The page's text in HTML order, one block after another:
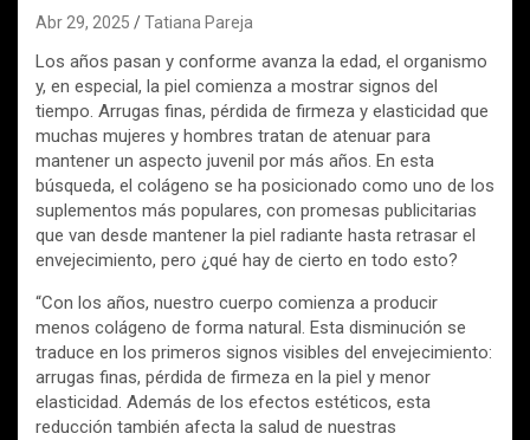
Abr 29, 2025 Tatiana Pareja
Los años pasan y conforme avanza la edad, el organismo
y, en especial, la piel comienza a mostrar signos del
tiempo. Arrugas finas, pérdida de firmeza y elasticidad que
muchas mujeres y hombres tratan de atenuar para
mantener un aspecto juvenil por más años. En esta
búsqueda, el colágeno se ha posicionado como uno de los
suplementos más populares, con promesas publicitarias
que van desde mantener la piel radiante hasta retrasar el
envejecimiento, pero ¿qué hay de cierto en todo esto?
“Con los años, nuestro cuerpo comienza a producir
menos colágeno de forma natural. Esta disminución se
traduce en los primeros signos visibles del envejecimiento:
arrugas finas, pérdida de firmeza en la piel y menor
elasticidad. Además de los efectos estéticos, esta
reducción también afecta la salud de nuestras